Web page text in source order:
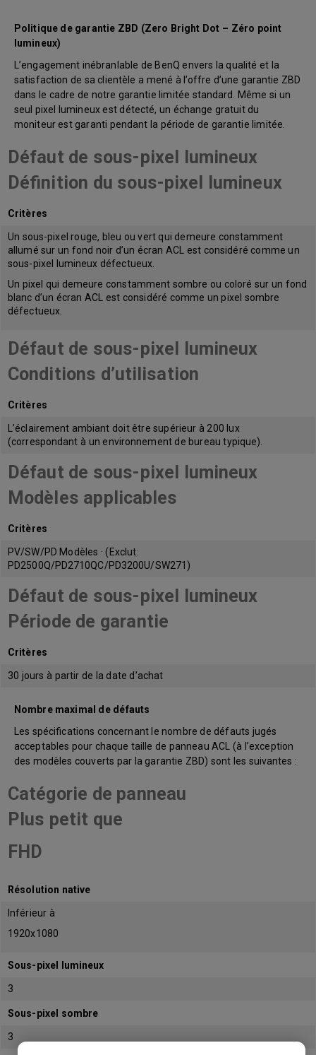
Politique de garantie ZBD (Zero Bright Dot – Zéro point
lumineux)
L’engagement inébranlable de BenQ envers la qualité et la
satisfaction de sa clientèle a mené à l’offre d’une garantie ZBD
dans le cadre de notre garantie limitée standard. Même si un
seul pixel lumineux est détecté, un échange gratuit du
moniteur est garanti pendant la période de garantie limitée.
Défaut de sous-pixel lumineux
Définition du sous-pixel lumineux
Critères
Un sous-pixel rouge, bleu ou vert qui demeure constamment
allumé sur un fond noir d’un écran ACL est considéré comme un
sous-pixel lumineux défectueux.
Un pixel qui demeure constamment sombre ou coloré sur un fond
blanc d’un écran ACL est considéré comme un pixel sombre
défectueux.
Défaut de sous-pixel lumineux
Conditions d’utilisation
Critères
L’éclairement ambiant doit être supérieur à 200 lux
(correspondant à un environnement de bureau typique).
Défaut de sous-pixel lumineux
Modèles applicables
Critères
PV/SW/PD Modèles · (Exclut:
PD2500Q/PD2710QC/PD3200U/SW271)
Défaut de sous-pixel lumineux
Période de garantie
Critères
30 jours à partir de la date d’achat
Nombre maximal de défauts
Les spécifications concernant le nombre de défauts jugés
acceptables pour chaque taille de panneau ACL (à l’exception
des modèles couverts par la garantie ZBD) sont les suivantes :
Catégorie de panneau
Plus petit que
FHD
Résolution native
Inférieur à
1920x1080
Sous-pixel lumineux
3
Sous-pixel sombre
3